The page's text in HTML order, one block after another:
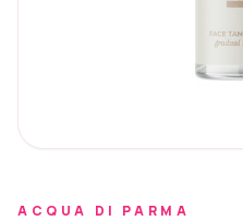
ACQUA DI PARMA